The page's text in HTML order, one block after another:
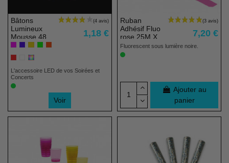
Bâtons
Lumineux
Mousse 48
Multicolore
1,18 €
L'accessoire LED de vos Soirées et
Concerts
Voir
Ruban
Adhésif Fluo
rose 25M X
1,9 CM
7,20 €
Fluorescent sous lumière noire.
Ajouter au
panier